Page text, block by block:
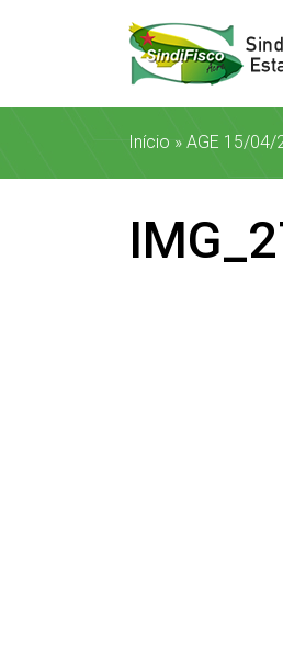
Início » AGE 15/04/